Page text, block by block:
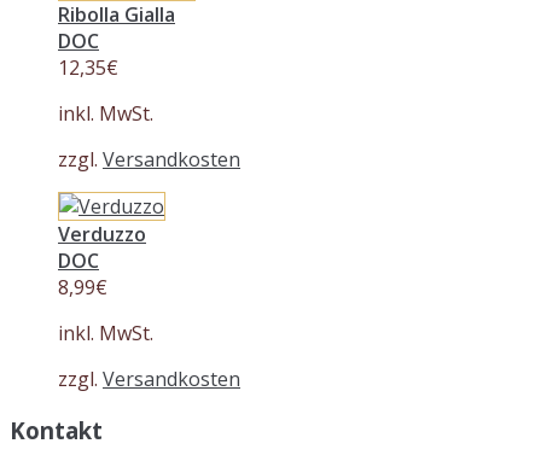
Ribolla Gialla
DOC
12,35€
inkl. MwSt.
zzgl. Versandkosten
Verduzzo
DOC
8,99€
inkl. MwSt.
zzgl. Versandkosten
Kontakt